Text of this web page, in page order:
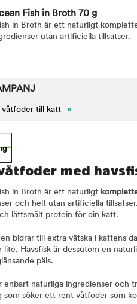
Fish in Broth 70 g
in Broth är ett naturligt
utan artificiella tillsatser.
våtfoder till katt »
med
in Broth är ett naturligt
och helt utan artificiella
lättsmält protein för din katt.
bidrar till extra vätska i kattens
lite. Havsfisk är dessutom en
päls.
enbart naturliga ingredienser
som söker ett rent våtfoder som